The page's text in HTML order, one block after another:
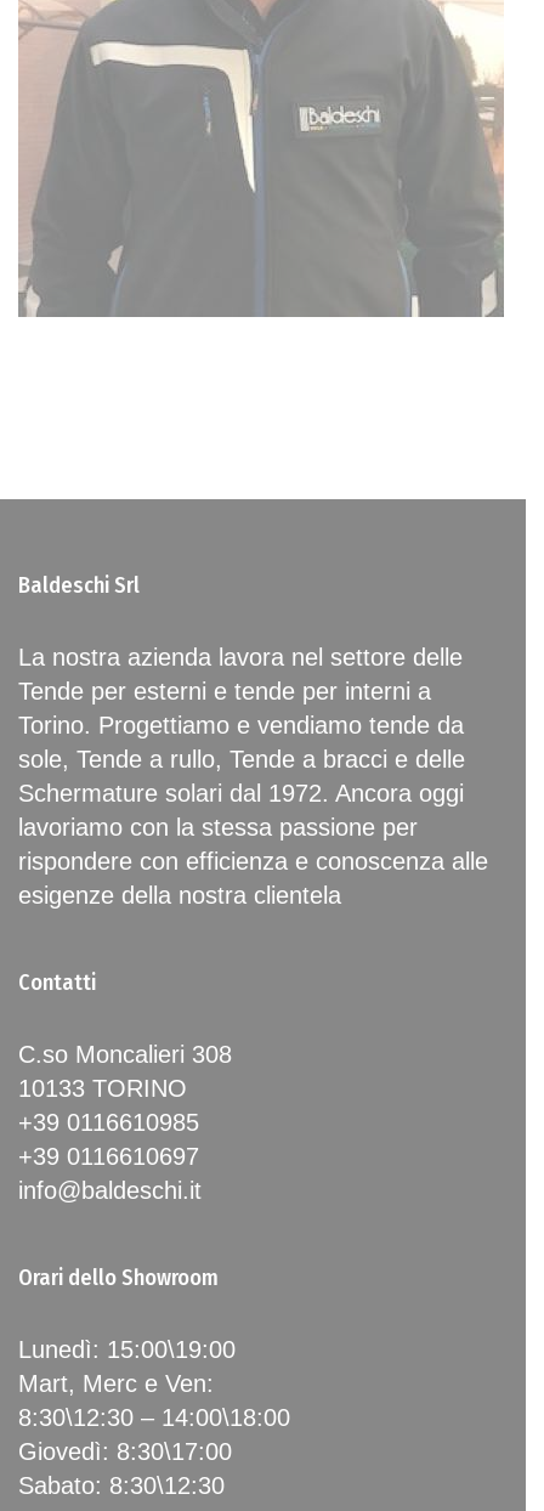
Baldeschi Srl
La nostra azienda lavora nel settore delle
Tende per esterni e tende per interni a
Torino. Progettiamo e vendiamo tende da
sole, Tende a rullo, Tende a bracci e delle
Schermature solari dal 1972. Ancora oggi
lavoriamo con la stessa passione per
rispondere con efficienza e conoscenza alle
esigenze della nostra clientela
Contatti
C.so Moncalieri 308
10133 TORINO
+39 0116610985
+39 0116610697
info@baldeschi.it
Orari dello Showroom
Lunedì: 15:00\19:00
Mart, Merc e Ven:
8:30\12:30 – 14:00\18:00
Giovedì: 8:30\17:00
Sabato: 8:30\12:30